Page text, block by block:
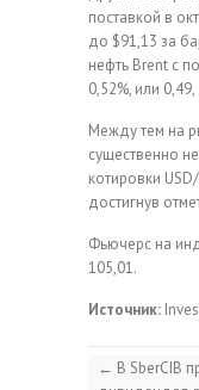
поставкой в
до $91,13 за
нефть Brent с
0,52%, или
Между тем на
существенно
котировки
достигнув
Фьючерс на
105,01.
Источник:
← В SberCIB